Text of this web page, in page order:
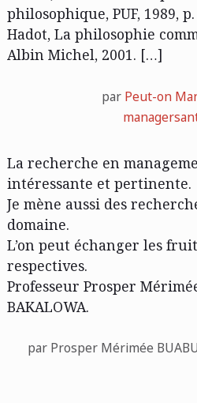
philosophique, PUF, 1989,
Hadot, La philosophie
Albin Michel, 2001. […]
par Peut-on
La recherche en
intéressante et pertinente.
Je mène aussi des
domaine.
L’on peut échanger les
respectives.
Professeur Prosper
BAKALOWA.
par Prosper Mérimée